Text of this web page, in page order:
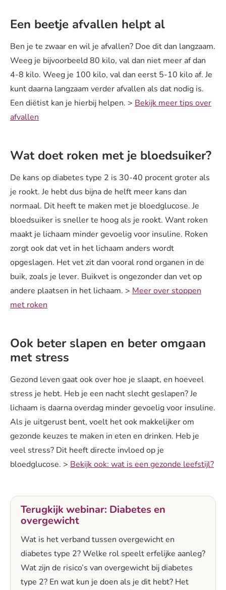
Een beetje afvallen helpt al
Ben je te zwaar en wil je afvallen? Doe dit dan langzaam.
Weeg je bijvoorbeeld 80 kilo, val dan niet meer af dan
4-8 kilo. Weeg je 100 kilo, val dan eerst 5-10 kilo af. Je
kunt daarna langzaam verder afvallen als dat nodig is.
Een diëtist kan je hierbij helpen. > Bekijk meer tips over
afvallen
Wat doet roken met je bloedsuiker?
De kans op diabetes type 2 is 30-40 procent groter als
je rookt. Je hebt dus bijna de helft meer kans dan
normaal. Dit heeft te maken met je bloedglucose. Je
bloedsuiker is sneller te hoog als je rookt. Want roken
maakt je lichaam minder gevoelig voor insuline. Roken
zorgt ook dat vet in het lichaam anders wordt
opgeslagen. Het vet zit dan vooral rond organen in de
buik, zoals je lever. Buikvet is ongezonder dan vet op
andere plaatsen in het lichaam. > Meer over stoppen
met roken
Ook beter slapen en beter omgaan
met stress
Gezond leven gaat ook over hoe je slaapt, en hoeveel
stress je hebt. Heb je een nacht slecht geslapen? Je
lichaam is daarna overdag minder gevoelig voor insuline.
Als je uitgerust bent, voelt het ook makkelijker om
gezonde keuzes te maken in eten en drinken. Heb je
veel stress? Dit heeft directe invloed op je
bloedglucose. > Bekijk ook: wat is een gezonde leefstijl?
Terugkijk webinar: Diabetes en
overgewicht
Wat is het verband tussen overgewicht en
diabetes type 2? Welke rol speelt erfelijke aanleg?
Wat zijn de risico’s van overgewicht bij diabetes
type 2? En wat kun je doen als je dit hebt? Het